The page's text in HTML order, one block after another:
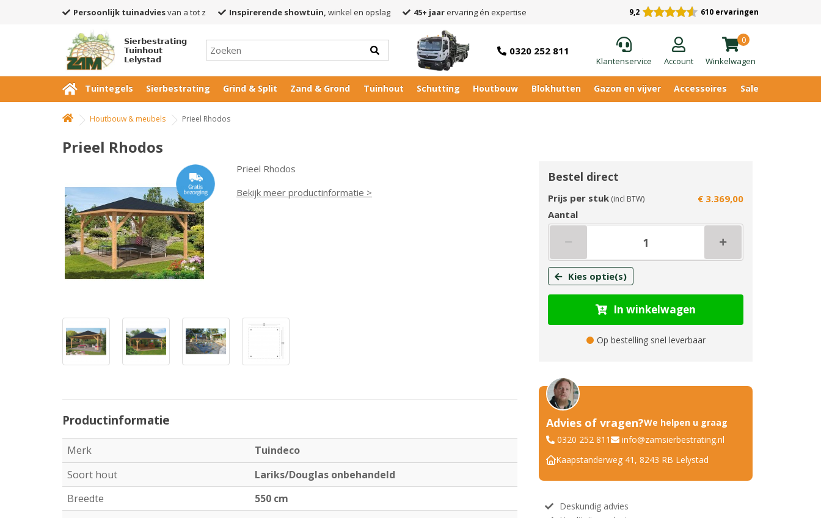
Persoonlijk tuinadviesvan a tot z Inspirerende showtuin, winkel en opslag 45+ jaar ervaring én expertise 9,2 610 ervaringen
Sierbestrating
Tuinhout
Lelystad
0320 252 811
Klantenservice Account
0
Winkelwagen
Tuintegels Sierbestrating Grind & Split Zand & Grond Tuinhout Schutting Houtbouw Blokhutten Gazon en vijver Accessoires Sale
Houtbouw & meubels Prieel Rhodos
Prieel Rhodos
Prieel Rhodos
Bekijk meer productinformatie >
Productinformatie
Merk
Tuindeco
Soort hout
Lariks/Douglas onbehandeld
Breedte
550 cm
Bestel direct
Prijs per stuk (incl BTW)
€ 3.369,00
Aantal
Kies optie(s)
In winkelwagen
Op bestelling snel leverbaar
Advies of vragen?We helpen u graag
0320 252 811
info@zamsierbestrating.nl
Kaapstanderweg 41, 8243 RB Lelystad
Deskundig advies